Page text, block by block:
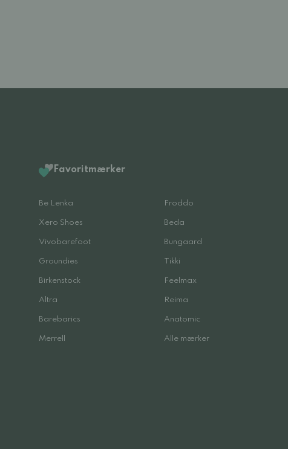
Favoritmærker
Be Lenka Froddo
Xero Shoes Beda
Vivobarefoot Bungaard
Groundies Tikki
Birkenstock Feelmax
Altra Reima
Barebarics Anatomic
Merrell Alle mærker